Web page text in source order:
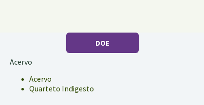
DOE
Acervo
Acervo
Quarteto Indigesto